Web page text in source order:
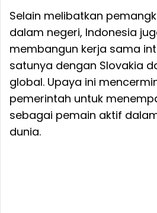
Selain melibatkan
dalam negeri, Indonesia
membangun kerja sama
satunya dengan Slovakia
global. Upaya ini
pemerintah untuk
sebagai pemain aktif
dunia.